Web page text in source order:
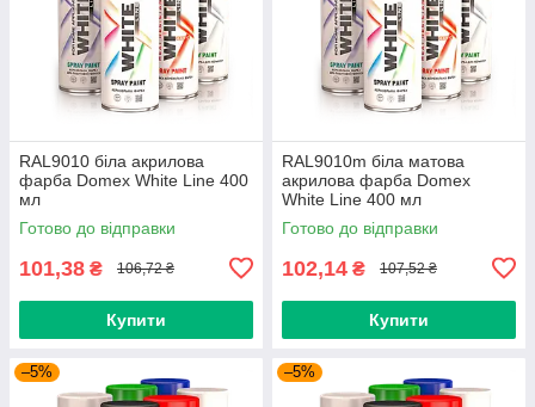
RAL9010 біла акрилова
фарба Domex White Line 400
мл
Готово до відправки
101,38 ₴ 106,72 ₴
Купити
RAL9010m біла матова
акрилова фарба Domex
White Line 400 мл
Готово до відправки
102,14 ₴ 107,52 ₴
Купити
–5% –5%